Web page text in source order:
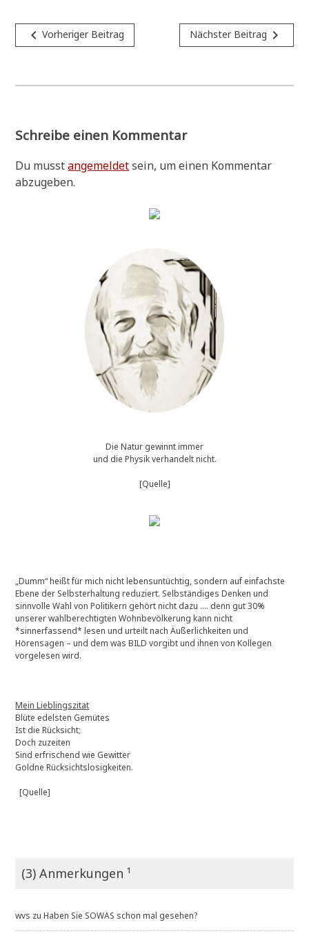
Beitragsnavigation
navigate_beforeVorheriger Beitrag Nächster Beitrag navigate_next
Schreibe einen Kommentar
Du musstangemeldetsein, um einen Kommentar
abzugeben.
Die Natur gewinnt immer
und die Physik verhandelt nicht.
[Quelle]
„Dumm“ heißt für mich nicht lebensuntüchtig, sondern auf einfachste
Ebene der Selbsterhaltung reduziert. Selbständiges Denken und
sinnvolle Wahl von Politikern gehört nicht dazu …. denn gut 30%
unserer wahlberechtigten Wohnbevölkerung kann nicht
*sinnerfassend* lesen und urteilt nach Äußerlichkeiten und
Hörensagen – und dem was BILD vorgibt und ihnen von Kollegen
vorgelesen wird.
Mein Lieblingszitat
Blüte edelsten Gemütes
Ist die Rücksicht;
Doch zuzeiten
Sind erfrischend wie Gewitter
Goldne Rücksichtslosigkeiten.
[Quelle]
(3) Anmerkungen ¹
wvs zuHaben Sie SOWAS schon mal gesehen?